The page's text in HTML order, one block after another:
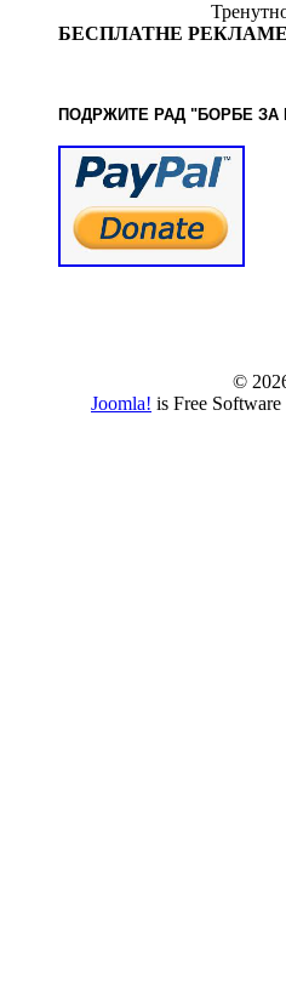
БЕСПЛАТНЕ
ПОДРЖИТЕ РАД "БОРБЕ ЗА
©
Joomla! is Free